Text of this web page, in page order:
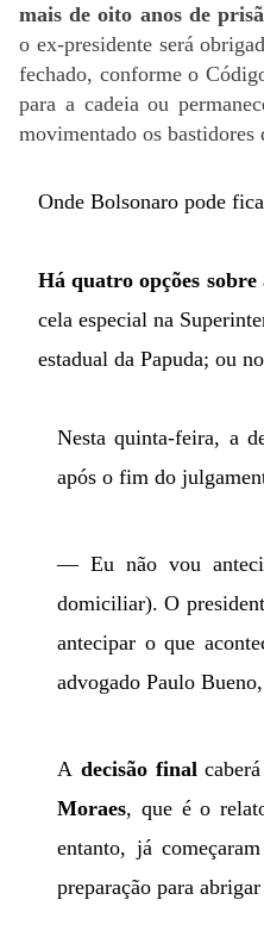
mais de oito anos de
o ex-presidente será
fechado, conforme o
para a cadeia ou
movimentado os bastidores
Onde Bolsonaro pode
Há quatro opções
cela especial na
estadual da Papuda; ou
Nesta quinta-feira, a
após o fim do
— Eu não vou
domiciliar). O
antecipar o que
advogado Paulo
A decisão final
Moraes, que é o
entanto, já
preparação para